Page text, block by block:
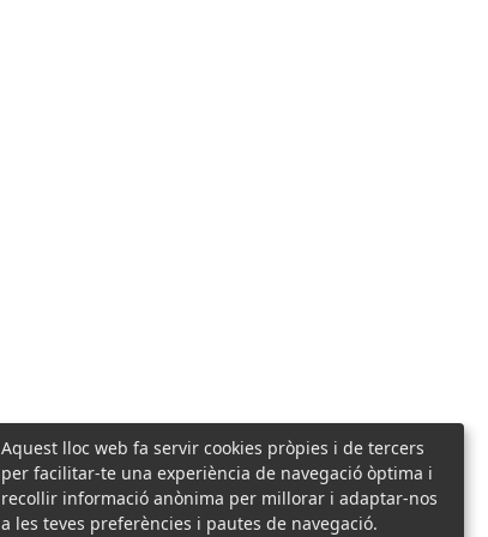
Aquest lloc web fa servir cookies pròpies i de tercers
per facilitar-te una experiència de navegació òptima i
recollir informació anònima per millorar i adaptar-nos
a les teves preferències i pautes de navegació.